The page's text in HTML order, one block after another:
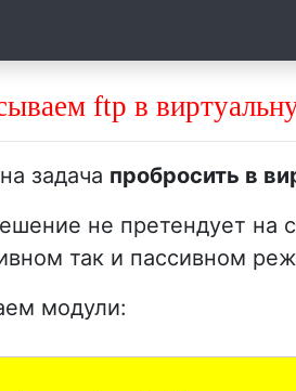
ftp в
задача пробросить в
не претендует на
так и пассивном
модули: